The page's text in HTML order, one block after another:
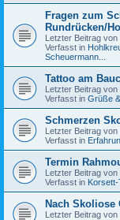
Fragen zum
Rundrücken/
Letzter Beitrag von
Verfasst in
Scheuermann...
Tattoo am
Letzter Beitrag von
Verfasst in Grüße
Schmerzen
Letzter Beitrag von
Verfasst in
Termin
Letzter Beitrag von
Verfasst in
Nach Skoliose
Letzter Beitrag von